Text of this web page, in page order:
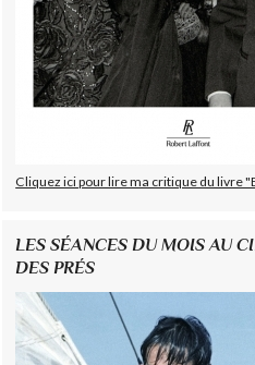
Cliquez ici pour lire ma critique du livre
LES SÉANCES DU MOIS AU
DES PRÉS